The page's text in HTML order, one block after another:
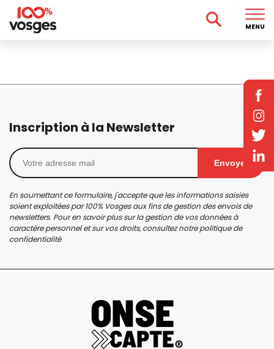
Inscription à la Newsletter
Envoyer
En soumettant ce formulaire, j'accepte que les informations saisies
soient exploitées par 100% Vosges aux fins de gestion des envois de
newsletters. Pour en savoir plus sur la gestion de vos données à
caractère personnel et sur vos droits, consultez notrepolitique de
confidentialité
MENU